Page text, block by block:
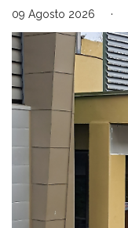
09 Agosto 2026